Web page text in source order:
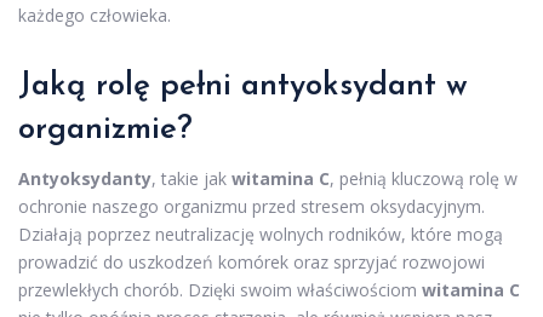
każdego człowieka.
Jaką rolę pełni antyoksydant w
organizmie?
Antyoksydanty, takie jak witamina C, pełnią kluczową rolę w
ochronie naszego organizmu przed stresem oksydacyjnym.
Działają poprzez neutralizację wolnych rodników, które mogą
prowadzić do uszkodzeń komórek oraz sprzyjać rozwojowi
przewlekłych chorób. Dzięki swoim właściwościom witamina C